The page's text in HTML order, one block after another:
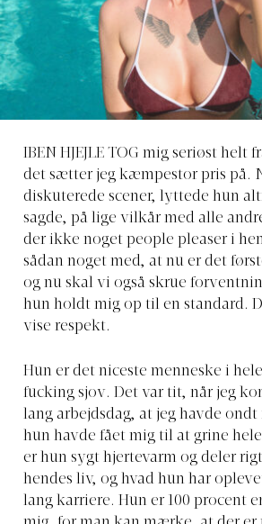
IBEN HJEJLE TOG mig seriøst helt
det sætter jeg kæmpestor pris på.
diskuterede scener, lyttede hun
sagde, på lige vilkår med alle
der ikke noget people pleaser i
sådan noget med, at nu er det
og nu skal vi også skrue
hun holdt mig op til en standard.
vise respekt.
Hun er det niceste menneske i
fucking sjov. Det var tit, når jeg
lang arbejdsdag, at jeg havde
hun havde fået mig til at grine
er hun sygt hjertevarm og deler
hendes liv, og hvad hun har
lang karriere. Hun er 100 procent